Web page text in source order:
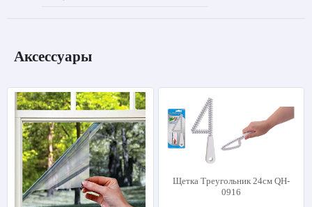
Аксессуары
Щетка Треугольник 24см QH-
0916